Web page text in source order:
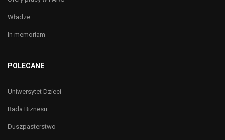
Władze
In memoriam
POLECANE
Uniwersytet Dzieci
Rada Biznesu
Duszpasterstwo